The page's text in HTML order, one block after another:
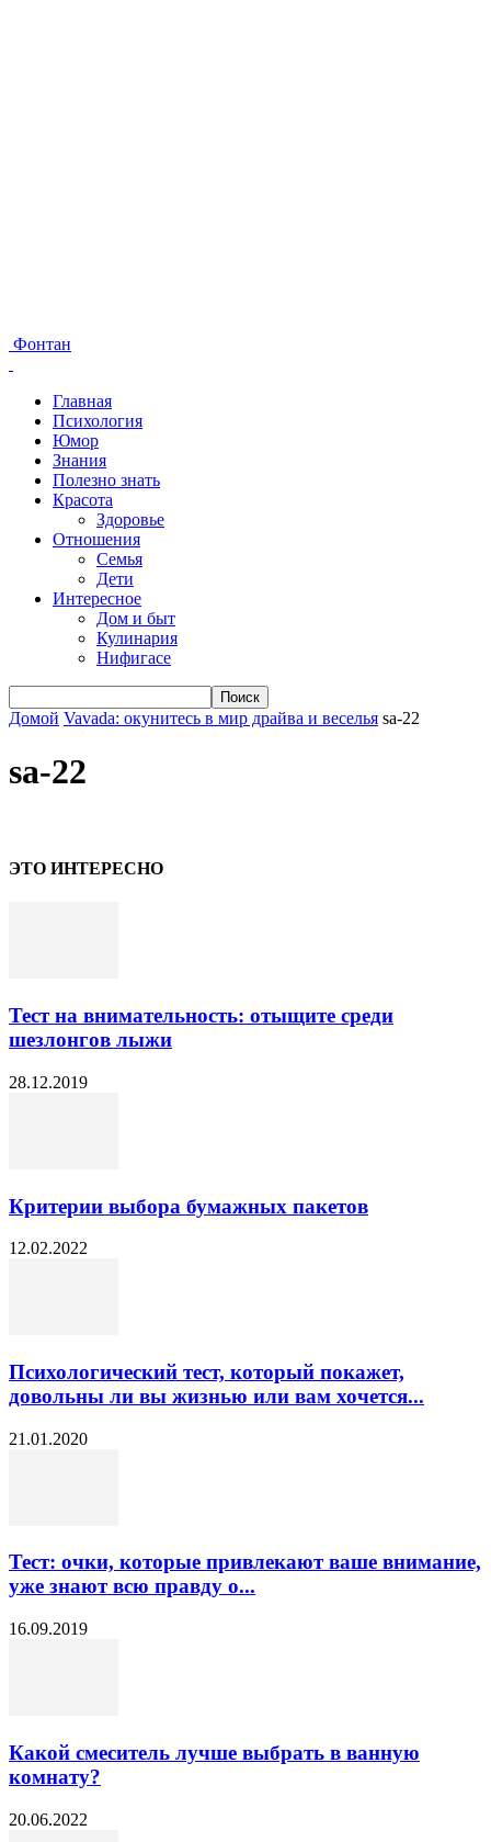
Фонтан
Главная
Психология
Юмор
Знания
Полезно знать
Красота
Здоровье
Отношения
Семья
Дети
Интересное
Дом и быт
Кулинария
Нифигасе
Домой Vavada: окунитесь в мир драйва и веселья sa-22
sa-22
ЭТО ИНТЕРЕСНО
Тест на внимательность: отыщите среди
шезлонгов лыжи
28.12.2019
Критерии выбора бумажных пакетов
12.02.2022
Психологический тест, который покажет,
довольны ли вы жизнью или вам хочется...
21.01.2020
Тест: очки, которые привлекают ваше внимание,
уже знают всю правду о...
16.09.2019
Какой смеситель лучше выбрать в ванную
комнату?
20.06.2022